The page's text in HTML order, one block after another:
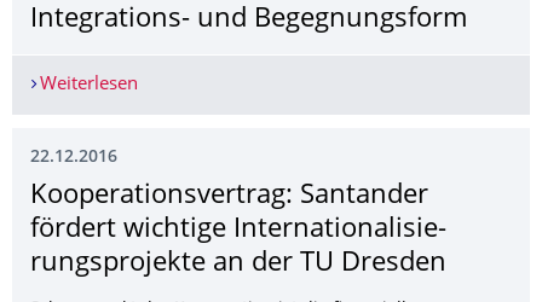
Integrations- und Begegnungsform
Weiterlesen
22.12.2016
Kooperationsver­trag: Santander
fördert wichtige Internationalisie­
rungsprojekte an der TU Dresden